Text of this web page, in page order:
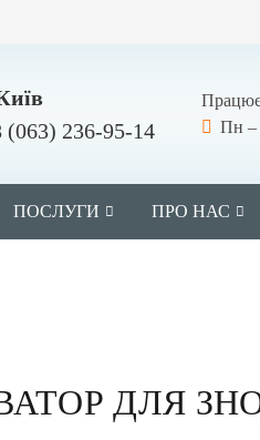
(063) 236-95-14
Пн –
ПОСЛУГИ ПРО НАС
ДЛЯ